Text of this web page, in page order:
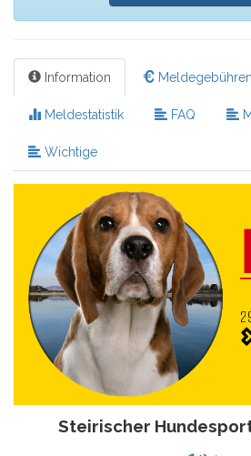
Information Meldegebühren
Meldestatistik FAQ
Wichtige
Steirischer